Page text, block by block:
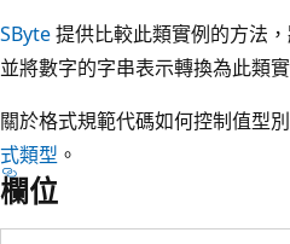
SByte提供比較此類實例的方法
並將數字的字串表示轉換為此類實
關於格式規範代碼如何控制值型
式類型 。
欄位